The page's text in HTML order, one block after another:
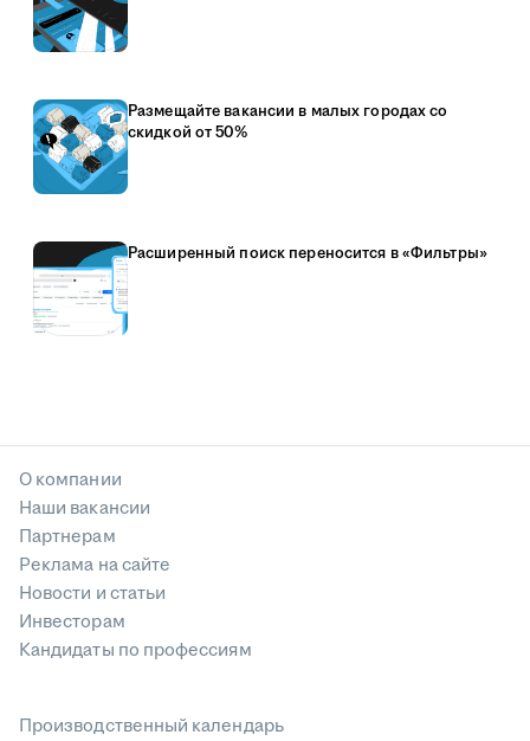
Размещайте вакансии в малых городах со
скидкой от 50%
Расширенный поиск переносится в «Фильтры»
О компании
Наши вакансии
Партнерам
Реклама на сайте
Новости и статьи
Инвесторам
Кандидаты по профессиям
Производственный календарь